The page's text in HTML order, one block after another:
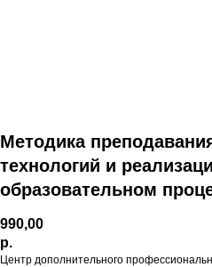
Методика
технологий и
образовательном
990,00
р.
Центр дополнительного